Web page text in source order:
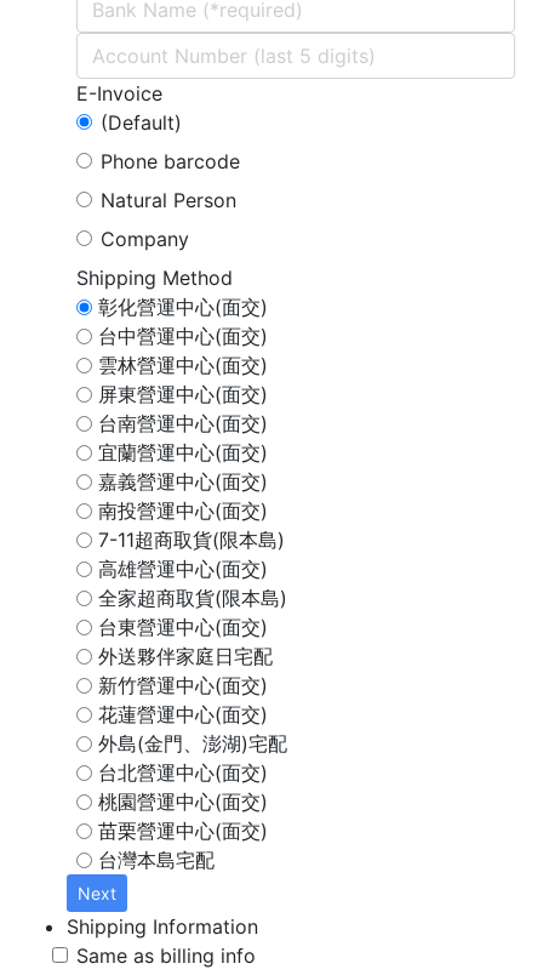
E-Invoice
(Default)
Phone barcode
Natural Person
Company
Shipping Method
彰化營運中心(面交)
台中營運中心(面交)
雲林營運中心(面交)
屏東營運中心(面交)
台南營運中心(面交)
宜蘭營運中心(面交)
嘉義營運中心(面交)
南投營運中心(面交)
7-11超商取貨(限本島)
高雄營運中心(面交)
全家超商取貨(限本島)
台東營運中心(面交)
外送夥伴家庭日宅配
新竹營運中心(面交)
花蓮營運中心(面交)
外島(金門、澎湖)宅配
台北營運中心(面交)
桃園營運中心(面交)
苗栗營運中心(面交)
台灣本島宅配
Next
Shipping Information
Same as billing info